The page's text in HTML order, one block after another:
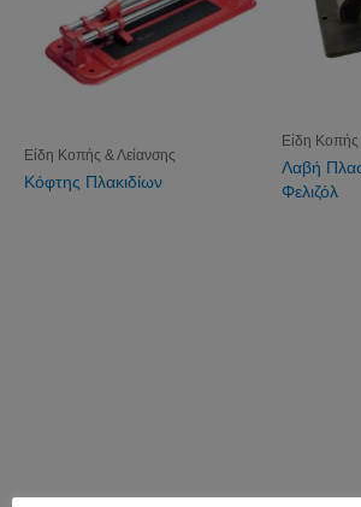
Είδη Κοπής & Λείανσης
Κόφτης Πλακιδίων
Είδη Κοπής
Λαβή
Φελιζόλ